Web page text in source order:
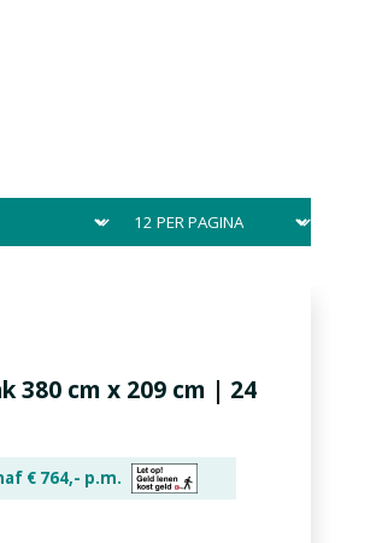
380 cm x 209 cm | 24
€ 764,- p.m.